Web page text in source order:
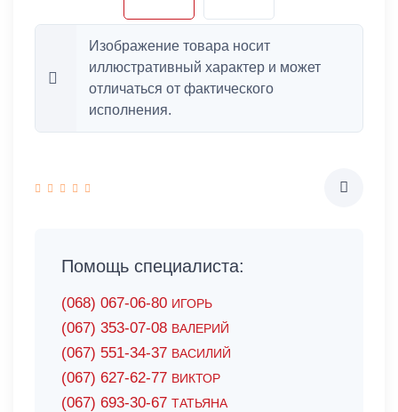
Изображение товара носит
иллюстративный характер и может
отличаться от фактического
исполнения.
Помощь специалиста:
(068) 067-06-80 ИГОРЬ
(067) 353-07-08 ВАЛЕРИЙ
(067) 551-34-37 ВАСИЛИЙ
(067) 627-62-77 ВИКТОР
(067) 693-30-67 ТАТЬЯНА